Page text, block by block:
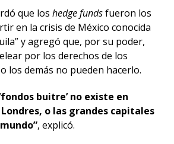
que los hedge fundsfueron los
en la crisis de México conocida
y agregó que, por su poder,
por los derechos de los
los demás no pueden hacerlo.
buitre’ no existe en
o las grandes capitales
, explicó.